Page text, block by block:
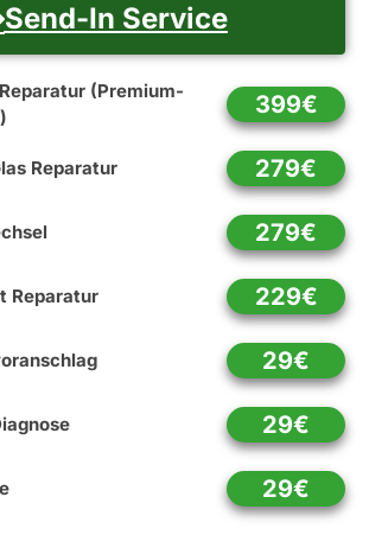
Send-In Service
(Premium-
399€
Reparatur 279€
279€
Reparatur 229€
29€
29€
29€